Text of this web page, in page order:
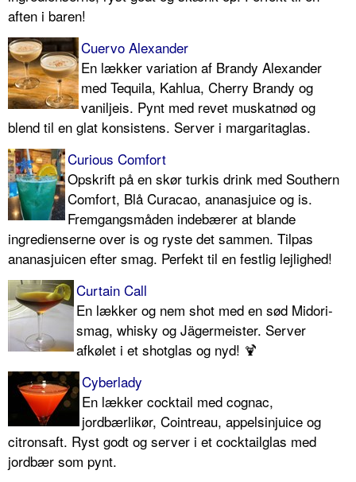
aften i baren!
Cuervo Alexander
En lækker variation af Brandy Alexander
med Tequila, Kahlua, Cherry Brandy og
vaniljeis. Pynt med revet muskatnød og
blend til en glat konsistens. Server i margaritaglas.
Curious Comfort
Opskrift på en skør turkis drink med Southern
Comfort, Blå Curacao, ananasjuice og is.
Fremgangsmåden indebærer at blande
ingredienserne over is og ryste det sammen. Tilpas
ananasjuicen efter smag. Perfekt til en festlig lejlighed!
Curtain Call
En lækker og nem shot med en sød Midori-
smag, whisky og Jägermeister. Server
afkølet i et shotglas og nyd! 🍹
Cyberlady
En lækker cocktail med cognac,
jordbærlikør, Cointreau, appelsinjuice og
citronsaft. Ryst godt og server i et cocktailglas med
jordbær som pynt.